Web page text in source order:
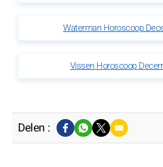
Waterman Horoscoop
Vissen Horoscoop
Delen :